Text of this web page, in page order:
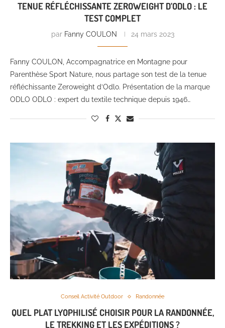
TENUE RÉFLÉCHISSANTE ZEROWEIGHT D’ODLO : LE
TEST COMPLET
par Fanny COULON 24 mars 2023
Fanny COULON, Accompagnatrice en Montagne pour
Parenthèse Sport Nature, nous partage son test de la tenue
réfléchissante Zeroweight d’Odlo. Présentation de la marque
ODLO ODLO : expert du textile technique depuis 1946…
Conseil Activité Outdoor Randonnée
QUEL PLAT LYOPHILISÉ CHOISIR POUR LA RANDONNÉE,
LE TREKKING ET LES EXPÉDITIONS ?